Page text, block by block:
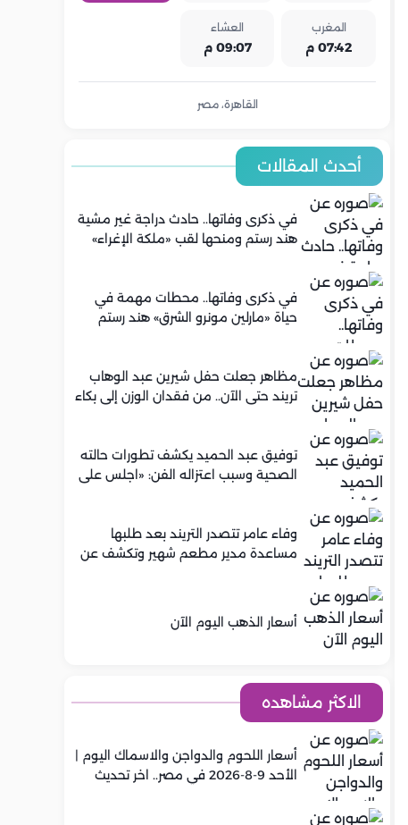
المغرب
07:42 م
العشاء
09:07 م
القاهرة، مصر
أحدث المقالات
في ذكرى وفاتها.. حادث دراجة غير مشية
هند رستم ومنحها لقب «ملكة الإغراء»
في ذكرى وفاتها.. محطات مهمة في
حياة «مارلين مونرو الشرق» هند رستم
مظاهر جعلت حفل شيرين عبد الوهاب
تريند حتى الآن.. من فقدان الوزن إلى بكاء
توفيق عبد الحميد يكشف تطورات حالته
الصحية وسبب اعتزاله الفن: «اجلس على
وفاء عامر تتصدر التريند بعد طلبها
مساعدة مدير مطعم شهير وتكشف عن
أسعار الذهب اليوم الآن
الاكثر مشاهده
أسعار اللحوم والدواجن والاسماك اليوم |
الأحد 9-8-2026 في مصر.. اخر تحديث